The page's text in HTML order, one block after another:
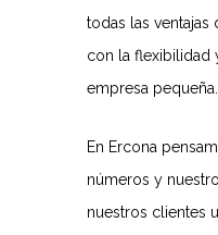
todas las ventajas
con la flexibilidad
empresa pequeña.
En Ercona
números y
nuestros clientes